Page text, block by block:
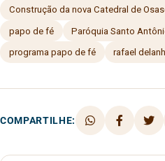
Construção da nova Catedral de
papo de fé Paróquia Santo
programa papo de fé rafael
COMPARTILHE: